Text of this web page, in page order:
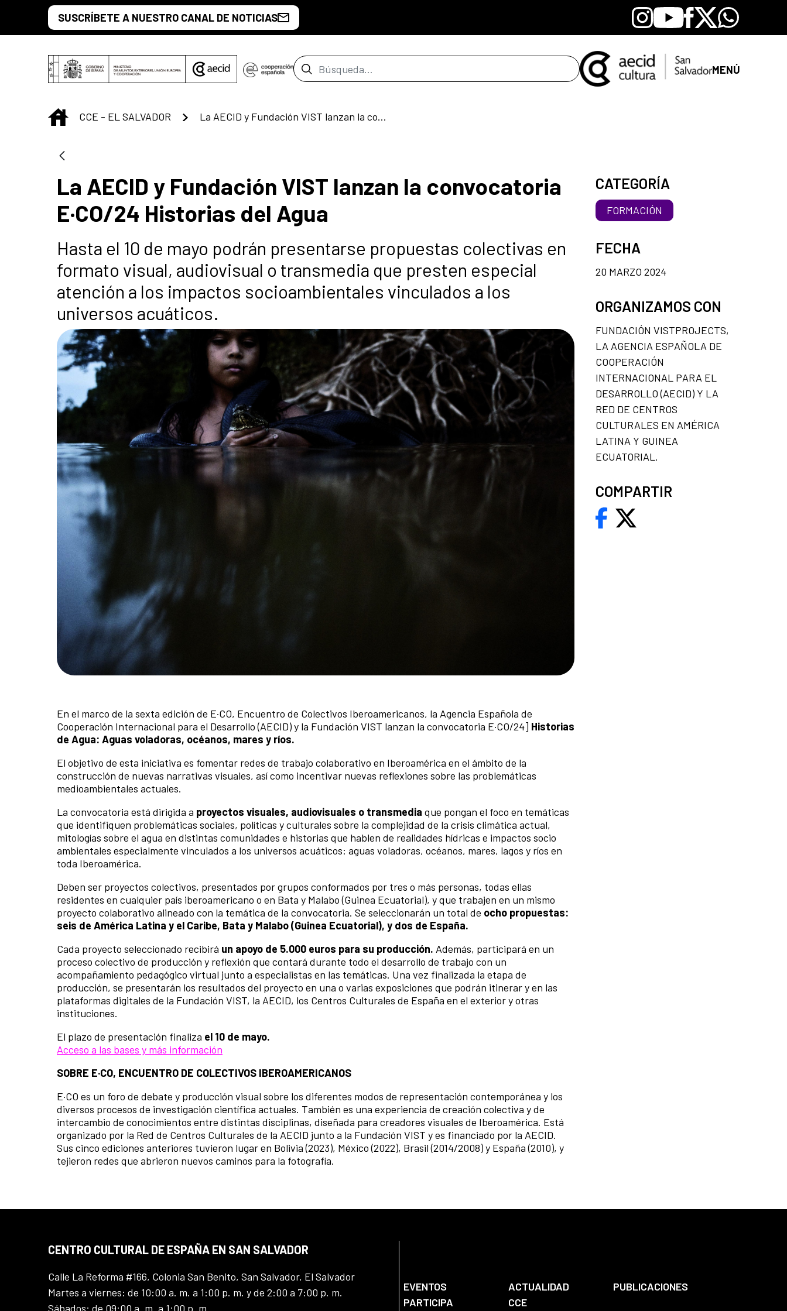
Saltar al contenido principal
SUSCRÍBETE A NUESTRO CANAL DE NOTICIAS Instagram
YoutubeFacebook
X Whatsapp
Barra de búsqueda MENÚ
INICIO
CCE - EL SALVADOR La AECID y Fundación VIST lanzan la convocatoria E·CO/24 Historias del Agua
La AECID y Fundación VIST lanzan la convocatoria
E·CO/24 Historias del Agua
Hasta el 10 de mayo podrán presentarse propuestas colectivas en
formato visual, audiovisual o transmedia que presten especial
atención a los impactos socioambientales vinculados a los
universos acuáticos.
En el marco de la sexta edición de E·CO, Encuentro de Colectivos Iberoamericanos, la Agencia Española de
Cooperación Internacional para el Desarrollo (AECID) y la Fundación VIST lanzan la convocatoria E·CO/24] Historias
de Agua: Aguas voladoras, océanos, mares y ríos.
El objetivo de esta iniciativa es fomentar redes de trabajo colaborativo en Iberoamérica en el ámbito de la
construcción de nuevas narrativas visuales, así como incentivar nuevas reflexiones sobre las problemáticas
medioambientales actuales.
La convocatoria está dirigida a proyectos visuales, audiovisuales o transmedia que pongan el foco en temáticas
que identifiquen problemáticas sociales, políticas y culturales sobre la complejidad de la crisis climática actual,
mitologías sobre el agua en distintas comunidades e historias que hablen de realidades hídricas e impactos socio
ambientales especialmente vinculados a los universos acuáticos: aguas voladoras, océanos, mares, lagos y ríos en
toda Iberoamérica.
Deben ser proyectos colectivos, presentados por grupos conformados por tres o más personas, todas ellas
residentes en cualquier país iberoamericano o en Bata y Malabo (Guinea Ecuatorial), y que trabajen en un mismo
proyecto colaborativo alineado con la temática de la convocatoria. Se seleccionarán un total de ocho propuestas:
seis de América Latina y el Caribe, Bata y Malabo (Guinea Ecuatorial), y dos de España.
Cada proyecto seleccionado recibirá un apoyo de 5.000 euros para su producción. Además, participará en un
proceso colectivo de producción y reflexión que contará durante todo el desarrollo de trabajo con un
acompañamiento pedagógico virtual junto a especialistas en las temáticas. Una vez finalizada la etapa de
producción, se presentarán los resultados del proyecto en una o varias exposiciones que podrán itinerar y en las
plataformas digitales de la Fundación VIST, la AECID, los Centros Culturales de España en el exterior y otras
instituciones.
El plazo de presentación finaliza el 10 de mayo.
Acceso a las bases y más información
SOBRE E·CO, ENCUENTRO DE COLECTIVOS IBEROAMERICANOS
E·CO es un foro de debate y producción visual sobre los diferentes modos de representación contemporánea y los
diversos procesos de investigación científica actuales. También es una experiencia de creación colectiva y de
intercambio de conocimientos entre distintas disciplinas, diseñada para creadores visuales de Iberoamérica. Está
organizado por la Red de Centros Culturales de la AECID junto a la Fundación VIST y es financiado por la AECID.
Sus cinco ediciones anteriores tuvieron lugar en Bolivia (2023), México (2022), Brasil (2014/2008) y España (2010), y
tejieron redes que abrieron nuevos caminos para la fotografía.
CATEGORÍA
FORMACIÓN
FECHA
20 MARZO 2024
ORGANIZAMOS CON
FUNDACIÓN VISTPROJECTS,
LA AGENCIA ESPAÑOLA DE
COOPERACIÓN
INTERNACIONAL PARA EL
DESARROLLO (AECID) Y LA
RED DE CENTROS
CULTURALES EN AMÉRICA
LATINA Y GUINEA
ECUATORIAL.
COMPARTIR
CENTRO CULTURAL DE ESPAÑA EN SAN SALVADOR
Calle La Reforma #166, Colonia San Benito, San Salvador, El Salvador
Martes a viernes: de 10:00 a. m. a 1:00 p. m. y de 2:00 a 7:00 p. m.
Sábados: de 09:00 a. m. a 1:00 p. m
EVENTOS ACTUALIDAD
PUBLICACIONES
PARTICIPA
CCE